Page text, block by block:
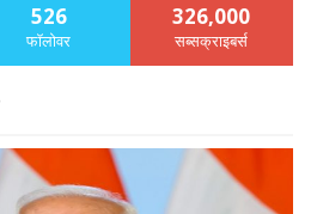
526
फॉलोवर
326,000
सब्सक्राइबर्स